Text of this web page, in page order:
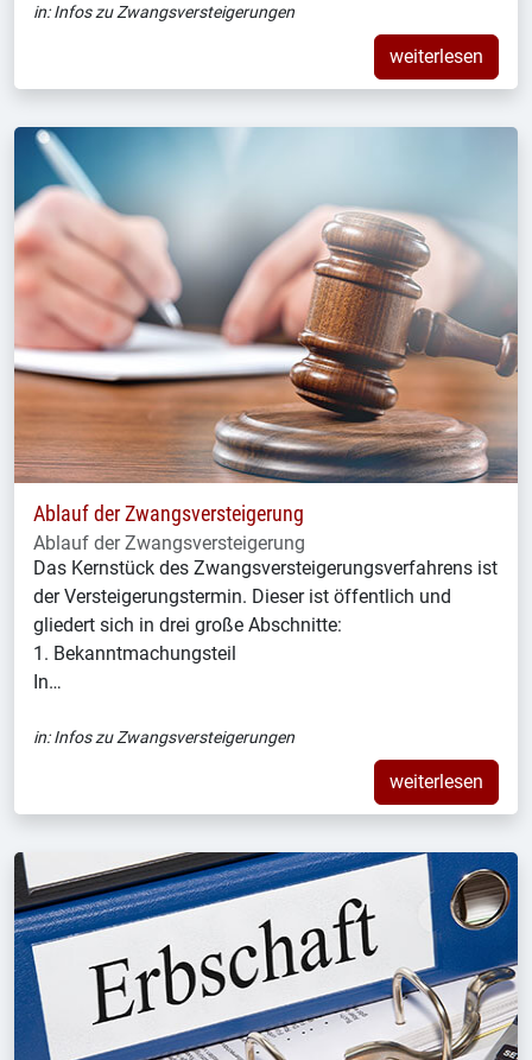
in:Infos zu Zwangsversteigerungen
weiterlesen
Ablauf der Zwangsversteigerung
Ablauf der Zwangsversteigerung
Das Kernstück des Zwangsversteigerungsverfahrens ist
der Versteigerungstermin. Dieser ist öffentlich und
gliedert sich in drei große Abschnitte:
1. Bekanntmachungsteil
In…
in:Infos zu Zwangsversteigerungen
weiterlesen